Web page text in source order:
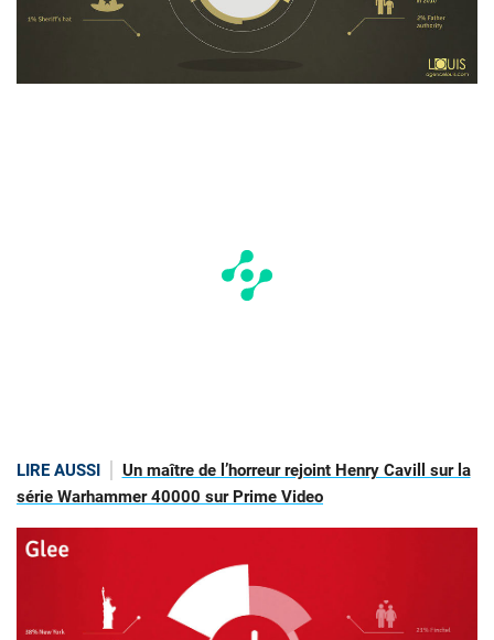
LIRE AUSSI
Un maître de l’horreur rejoint Henry Cavill sur la
série Warhammer 40000 sur Prime Video